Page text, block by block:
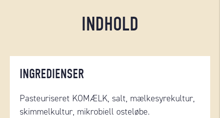
INDHOLD
INGREDIENSER
Pasteuriseret KOMÆLK, salt, mælkesyrekultur,
skimmelkultur, mikrobiell osteløbe.